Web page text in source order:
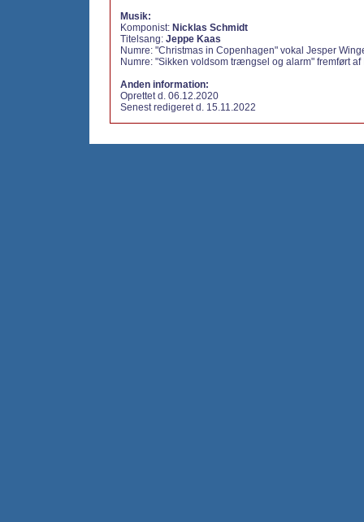
Musik:
Komponist: Nicklas Schmidt
Titelsang: Jeppe Kaas
Numre: "Christmas in Copenhagen" vokal Jesper
Numre: "Sikken voldsom trængsel og alarm" fremført af
Anden information:
Oprettet d. 06.12.2020
Senest redigeret d. 15.11.2022